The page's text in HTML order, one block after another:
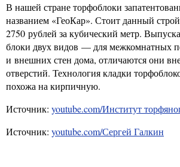
В нашей стране торфоблоки
названием «ГеоКар». Стоит данный
2750 рублей за кубический метр.
блоки двух видов — для межкомнатных
и внешних стен дома, отличаются они
отверстий. Технология кладки
похожа на кирпичную.
Источник: youtube.com/Институт
Источник: youtube.com/Сергей Галкин